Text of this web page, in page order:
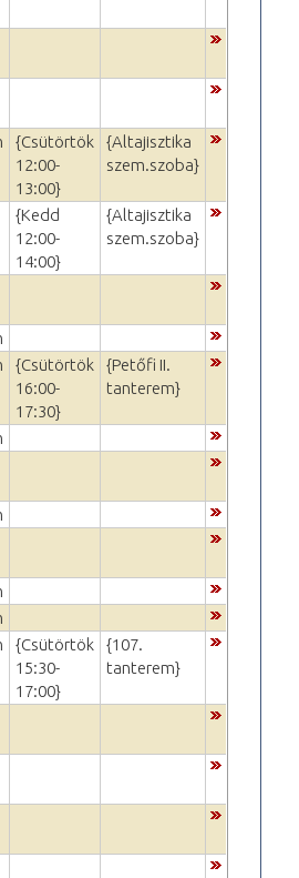
{Csütörtök
12:00-
13:00}
{Altajisztika
szem.szoba}
{Kedd
12:00-
14:00}
{Altajisztika
szem.szoba}
{Csütörtök
16:00-
17:30}
{Petőfi II.
tanterem}
{Csütörtök
15:30-
17:00}
{107.
tanterem}